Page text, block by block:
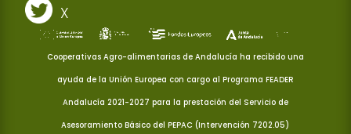
X
Cooperativas Agro-alimentarias de Andalucía ha recibido una
ayuda de la Unión Europea con cargo al Programa FEADER
Andalucía 2021-2027 para la prestación del Servicio de
Asesoramiento Básico del PEPAC (Intervención 7202.05)